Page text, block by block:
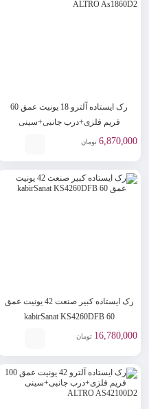
رک ایستاده آلترو 18 یونیت عمق 60
فریم فلزی+درب جانبی+سینی
ALTRO As1860D26,870,000 تومان
رک ایستاده کبیر صنعت 42 یونیت عمق
60 kabirSanat KS4260DFB
16,780,000 تومان